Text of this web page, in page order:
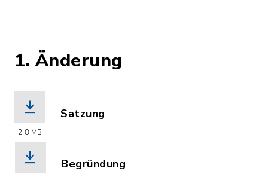
1. Änderung
2,8 MB
Satzung
Begründung